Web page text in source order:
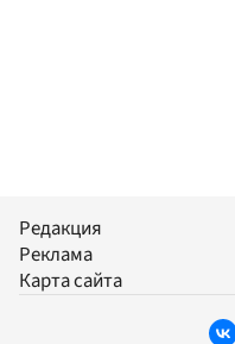
Редакция
Реклама
Карта сайта